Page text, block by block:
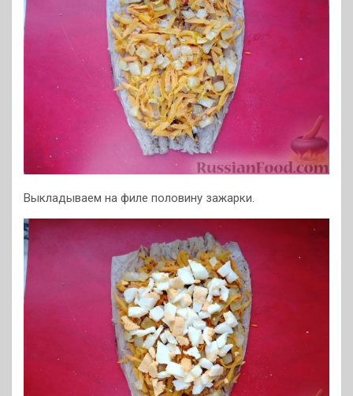
Выкладываем на филе половину зажарки.